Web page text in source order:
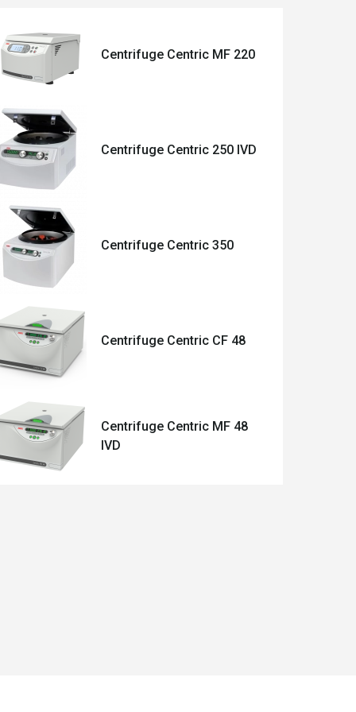
Centrifuge Centric MF 220
Centrifuge Centric 250 IVD
Centrifuge Centric 350
Centrifuge Centric CF 48
Centrifuge Centric MF 48
IVD